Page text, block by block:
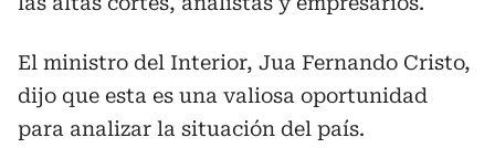
El ministro del Interior, Jua Fernando Cristo,
dijo que esta es una valiosa oportunidad
para analizar la situación del país.